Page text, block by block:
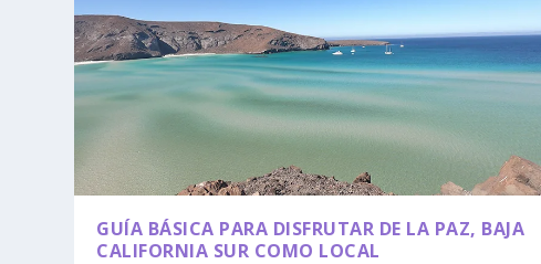
GUÍA BÁSICA PARA DISFRUTAR DE LA PAZ, BAJA
CALIFORNIA SUR COMO LOCAL